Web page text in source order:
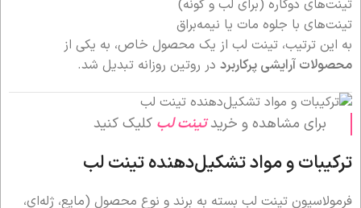
تینت‌های دوکاره (برای لب و گونه)
تینت‌های با جلوه مات یا نیمه‌براق
به این ترتیب، تینت لب از یک محصول خاص، به یکی از
محصولات آرایشی پرکاربرد در روتین روزانه تبدیل شد.
برای مشاهده و خریدتینت لب کلیک کنید
ترکیبات و مواد تشکیل‌دهنده تینت لب
فرمولاسیون تینت لب بسته به برند و نوع محصول (مایع، ژله‌ای،